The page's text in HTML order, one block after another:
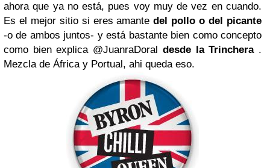
ahora que ya no está, pues voy muy de vez en cuando.
Es el mejor sitio si eres amantedel pollo o del picante
-o de ambos juntos- y está bastante bien como concepto
como bien explica @JuanraDoral desde la Trinchera.
Mezcla de África y Portual, ahi queda eso.